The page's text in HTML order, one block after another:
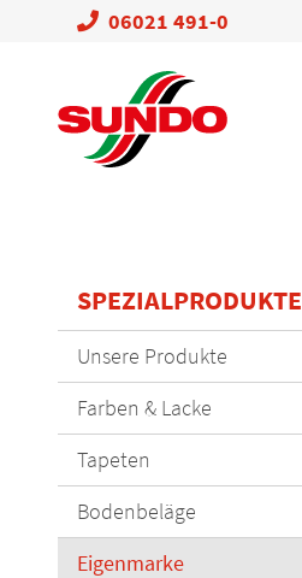
06021 491-0
SPEZIALPRODUKTE
Navigation
überspringen
Unsere Produkte
Farben & Lacke
Tapeten
Bodenbeläge
Eigenmarke